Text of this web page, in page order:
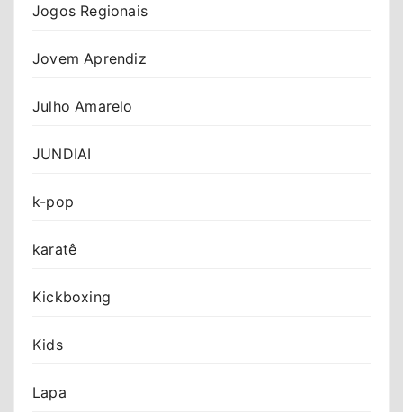
Jogos Regionais
Jovem Aprendiz
Julho Amarelo
JUNDIAI
k-pop
karatê
Kickboxing
Kids
Lapa